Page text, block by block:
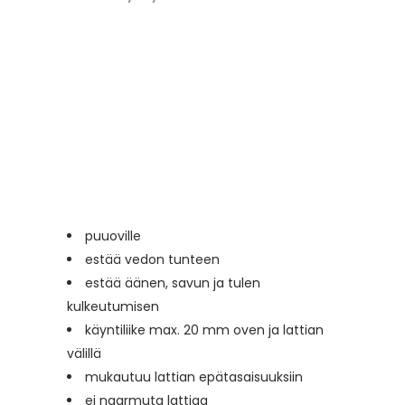
puuoville
estää vedon tunteen
estää äänen, savun ja tulen
kulkeutumisen
käyntiliike max. 20 mm oven ja lattian
välillä
mukautuu lattian epätasaisuuksiin
ei naarmuta lattiaa